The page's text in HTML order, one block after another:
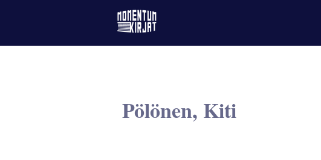
Pölönen, Kiti